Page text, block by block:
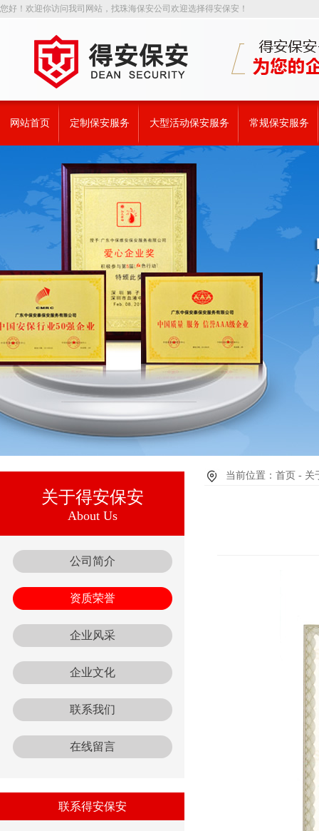
您好！欢迎你访问我司网站，找珠海保安公司欢迎选择得安保安！
网站首页 定制保安服务 大型活动保安服务 常规保安服务
关于得安保安
About Us
公司简介
资质荣誉
企业风采
企业文化
联系我们
在线留言
联系得安保安
当前位置：首页 -